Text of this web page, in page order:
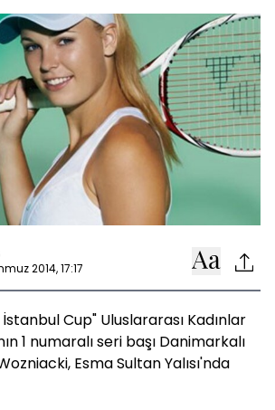
2014, 17:17
İstanbul Cup" Uluslararası Kadınlar
1 numaralı seri başı Danimarkalı
Esma Sultan Yalısı'nda